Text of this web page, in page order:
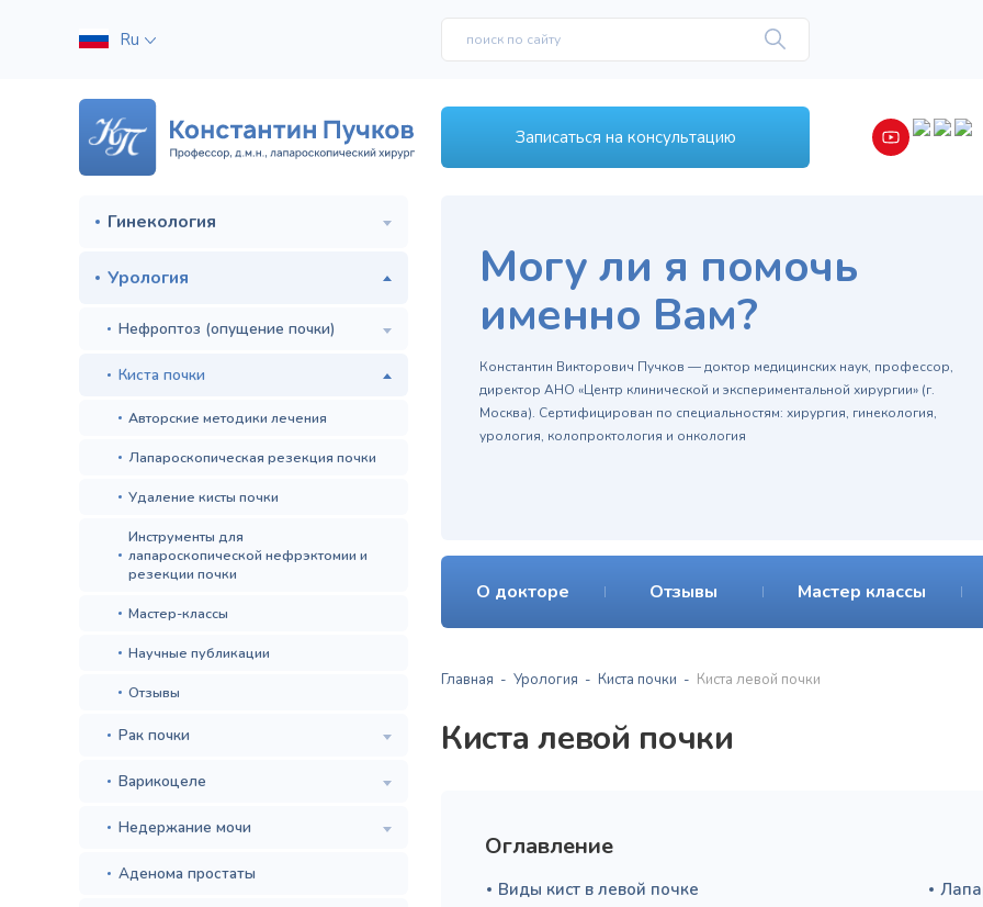
Ru
Записаться на консультацию
Гинекология
Урология
Нефроптоз (опущение почки)
Киста почки
Авторские методики лечения
Лапароскопическая резекция почки
Удаление кисты почки
Инструменты для
лапароскопической нефрэктомии и
резекции почки
Мастер-классы
Научные публикации
Отзывы
Рак почки
Варикоцеле
Недержание мочи
Аденома простаты
Могу ли я помочь
именно Вам?
Константин Викторович Пучков — доктор медицинских наук, профессор,
директор АНО «Центр клинической и экспериментальной хирургии» (г.
Москва). Сертифицирован по специальностям: хирургия, гинекология,
урология, колопроктология и онкология
О докторе Отзывы Мастер классы
Главная Урология Киста почки Киста левой почки
Киста левой почки
Оглавление
Виды кист в левой почке